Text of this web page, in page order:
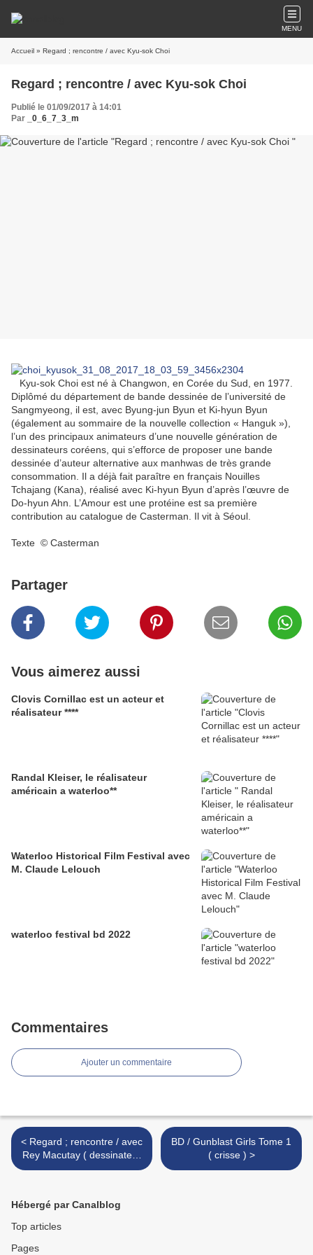
MENU
Accueil » Regard ; rencontre / avec Kyu-sok Choi
Regard ; rencontre / avec Kyu-sok Choi
Publié le 01/09/2017 à 14:01
Par
_0_6_7_3_m
Kyu-sok Choi est né à Changwon, en Corée du Sud, en 1977.
Diplômé du département de bande dessinée de l’université de
Sangmyeong, il est, avec Byung-jun Byun et Ki-hyun Byun
(également au sommaire de la nouvelle collection « Hanguk »),
l’un des principaux animateurs d’une nouvelle génération de
dessinateurs coréens, qui s’efforce de proposer une bande
dessinée d’auteur alternative aux manhwas de très grande
consommation. Il a déjà fait paraître en français Nouilles
Tchajang (Kana), réalisé avec Ki-hyun Byun d’après l’œuvre de
Do-hyun Ahn. L’Amour est une protéine est sa première
contribution au catalogue de Casterman. Il vit à Séoul.
Texte © Casterman
Partager
Vous aimerez aussi
Clovis Cornillac est un acteur et
réalisateur ****
Randal Kleiser, le réalisateur
américain a waterloo**
Waterloo Historical Film Festival avec
M. Claude Lelouch
waterloo festival bd 2022
Commentaires
Ajouter un commentaire
< Regard ; rencontre / avec
Rey Macutay ( dessinateur
)
BD / Gunblast Girls Tome 1
( crisse ) >
Hébergé par Canalblog
Top articles
Pages